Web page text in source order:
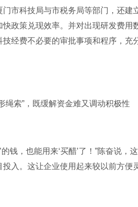
门市科技局与市税务局等部门，还
快政策兑现效率。并对出现研发费
技经费不必要的审批事项和程序，充
绳索”，既缓解资金难又调动积极性
’的钱，也能用来‘买醋’了！”陈奋说
投入。这让企业使用起来较以前方便